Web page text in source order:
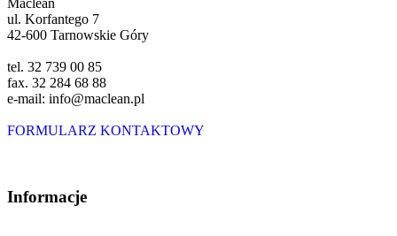
ul. Korfantego 7
42-600 Tarnowskie Góry
tel. 32 739 00 85
fax. 32 284 68 88
e-mail: info@maclean.pl
FORMULARZ KONTAKTOWY
Informacje